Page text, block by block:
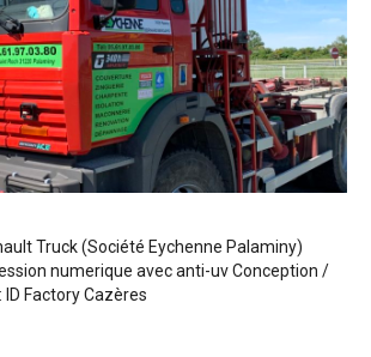
Truck (Société Eychenne Palaminy)
numerique avec anti-uv Conception /
Factory Cazères